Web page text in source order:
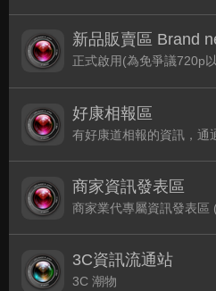
好康相報區
商家資訊發表區
3C資訊流通站
3C 潮物